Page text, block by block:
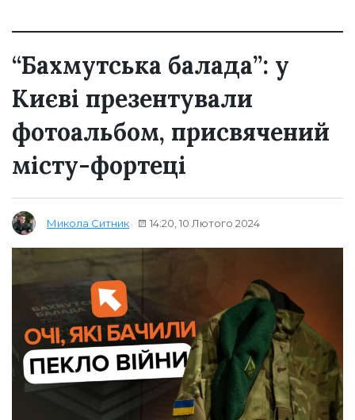
“Бахмутська балада”: у
Києві презентували
фотоальбом, присвячений
місту-фортеці
Микола Ситник 14:20, 10 Лютого 2024